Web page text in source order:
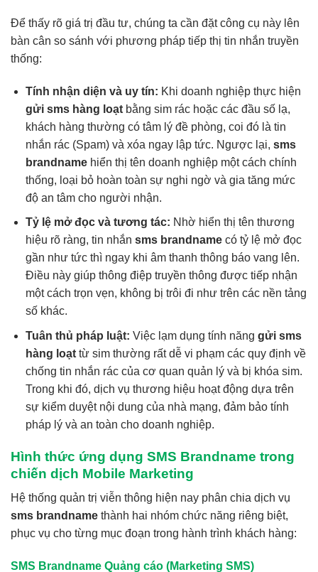
Để thấy rõ giá trị đầu tư, chúng ta cần đặt công cụ này lên
bàn cân so sánh với phương pháp tiếp thị tin nhắn truyền
thống:
Tính nhận diện và uy tín: Khi doanh nghiệp thực hiện
gửi sms hàng loạtbằng sim rác hoặc các đầu số lạ,
khách hàng thường có tâm lý đề phòng, coi đó là tin
nhắn rác (Spam) và xóa ngay lập tức. Ngược lại, sms
brandnamehiển thị tên doanh nghiệp một cách chính
thống, loại bỏ hoàn toàn sự nghi ngờ và gia tăng mức
độ an tâm cho người nhận.
Tỷ lệ mở đọc và tương tác: Nhờ hiển thị tên thương
hiệu rõ ràng, tin nhắn sms brandnamecó tỷ lệ mở đọc
gần như tức thì ngay khi âm thanh thông báo vang lên.
Điều này giúp thông điệp truyền thông được tiếp nhận
một cách trọn vẹn, không bị trôi đi như trên các nền tảng
số khác.
Tuân thủ pháp luật: Việc lạm dụng tính năng gửi sms
hàng loạttừ sim thường rất dễ vi phạm các quy định về
chống tin nhắn rác của cơ quan quản lý và bị khóa sim.
Trong khi đó, dịch vụ thương hiệu hoạt động dựa trên
sự kiểm duyệt nội dung của nhà mạng, đảm bảo tính
pháp lý và an toàn cho doanh nghiệp.
Hình thức ứng dụng SMS Brandname trong
chiến dịch Mobile Marketing
Hệ thống quản trị viễn thông hiện nay phân chia dịch vụ
sms brandname thành hai nhóm chức năng riêng biệt,
phục vụ cho từng mục đoạn trong hành trình khách hàng:
SMS Brandname Quảng cáo (Marketing SMS)